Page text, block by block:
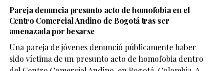
Pareja denuncia presunto acto de homofobia en el
Centro Comercial Andino de Bogotá tras ser
amenazada por besarse
Una pareja de jóvenes denunció públicamente haber
sido víctima de un presunto acto de homofobia dentro